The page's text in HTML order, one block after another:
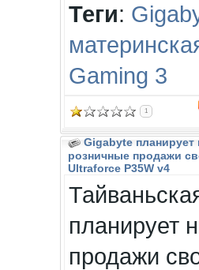
Теги:
Gaming 3
1
Gigabyte планирует
розничные продажи
Ultraforce P35W v4
планирует
продажи